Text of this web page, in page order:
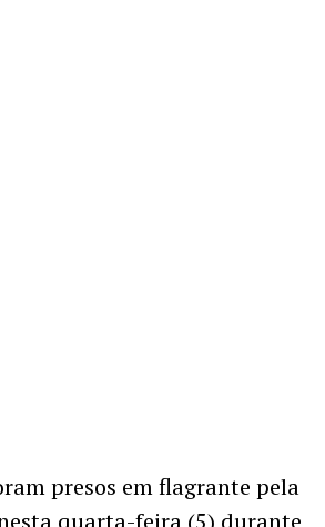
presos em flagrante pela
quarta-feira (5) durante